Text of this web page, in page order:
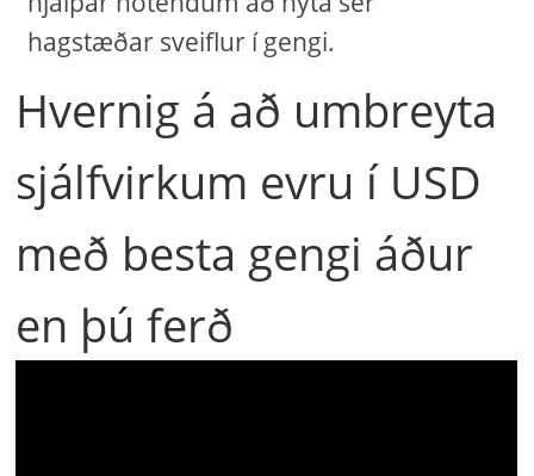
hagstæðar sveiflur í gengi.
Hvernig á að umbreyta
sjálfvirkum evru í USD
með besta gengi áður
en þú ferð